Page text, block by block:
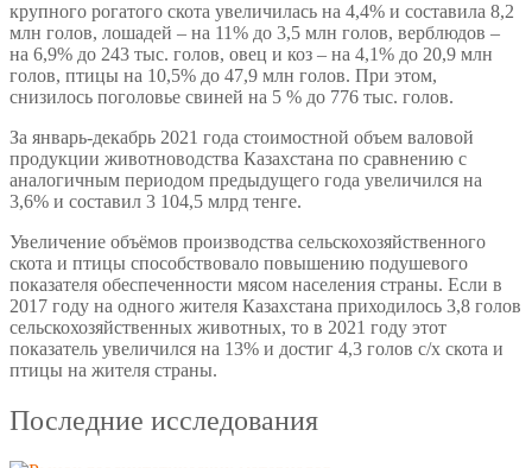
крупного рогатого скота увеличилась на 4,4% и составила 8,2
млн голов, лошадей – на 11% до 3,5 млн голов, верблюдов –
на 6,9% до 243 тыс. голов, овец и коз – на 4,1% до 20,9 млн
голов, птицы на 10,5% до 47,9 млн голов. При этом,
снизилось поголовье свиней на 5 % до 776 тыс. голов.
За январь-декабрь 2021 года стоимостной объем валовой
продукции животноводства Казахстана по сравнению с
аналогичным периодом предыдущего года увеличился на
3,6% и составил 3 104,5 млрд тенге.
Увеличение объёмов производства сельскохозяйственного
скота и птицы способствовало повышению подушевого
показателя обеспеченности мясом населения страны. Если в
2017 году на одного жителя Казахстана приходилось 3,8 голов
сельскохозяйственных животных, то в 2021 году этот
показатель увеличился на 13% и достиг 4,3 голов с/х скота и
птицы на жителя страны.
Последние исследования